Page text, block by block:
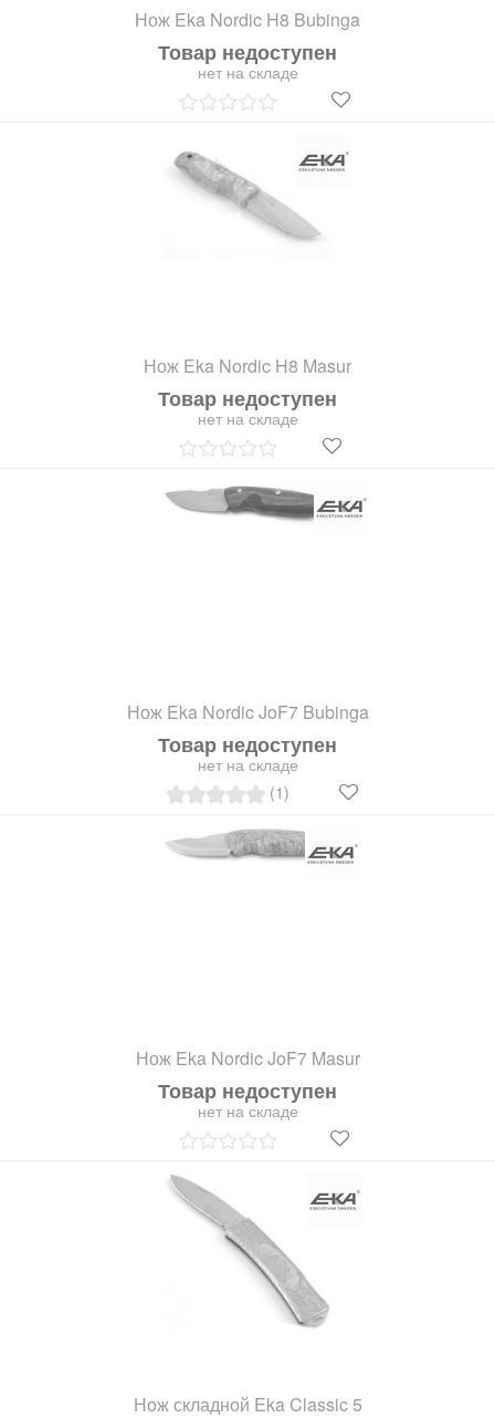
Нож Eka Nordic H8 Bubinga
Товар недоступен
нет на складе
Нож Eka Nordic H8 Masur
Товар недоступен
нет на складе
Нож Eka Nordic JoF7 Bubinga
Товар недоступен
нет на складе
(1)
Нож Eka Nordic JoF7 Masur
Товар недоступен
нет на складе
Нож складной Eka Classic 5